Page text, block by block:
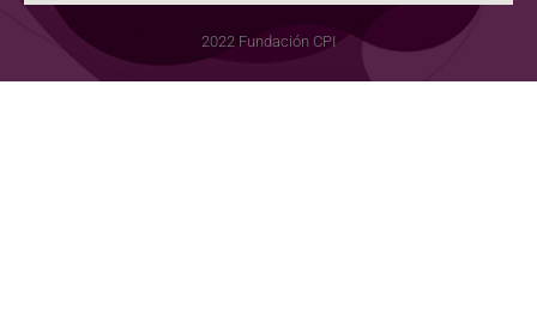
2022 Fundación CPI